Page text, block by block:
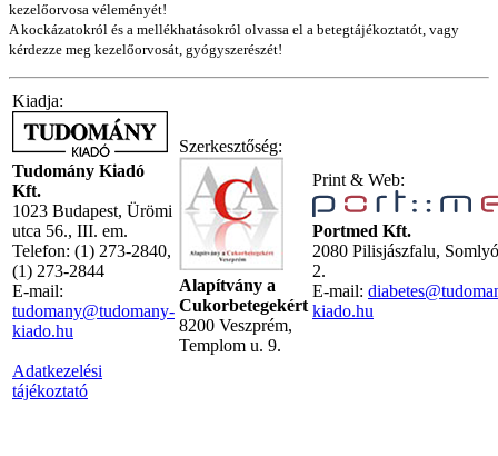
kezelőorvosa véleményét!
A kockázatokról és a mellékhatásokról olvassa el a betegtájékoztatót, vagy
kérdezze meg kezelőorvosát, gyógyszerészét!
Kiadja:
Tudomány Kiadó
Kft.
1023 Budapest, Ürömi
utca 56., III. em.
Telefon: (1) 273-2840,
(1) 273-2844
E-mail:
tudomany@tudomany-
kiado.hu
Adatkezelési
tájékoztató
Szerkesztőség:
Alapítvány a
Cukorbetegekért
8200 Veszprém,
Templom u. 9.
Print & Web:
Portmed Kft.
2080 Pilisjászfalu,
2.
E-mail:
kiado.hu